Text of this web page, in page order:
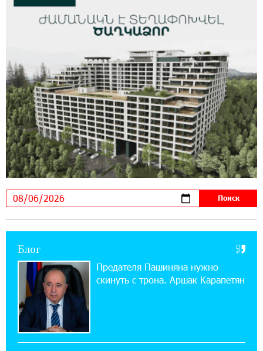
армян против Эрдогана, то что для него
значит сам Геноцид?
ВТБ (Армения): вклад «Стабильный» — до
10% годовых и оформление в мобильном
приложении
17:03:49 30-07-2026
Платформа Rate.Trading на Seaside Startup
Summit: IDBank представил инновационное
решение
14:44:13 29-07-2026
Состоялось открытие Khachaturian Rooftop
Пашинян ты упустил свой шанс уйти
спокойно. Аршак Карапетян
12:04:53 28-07-2026
Обновленный Центр продаж и обслуживания
Ucom открылся по адресу ул. Шаумяна, 24/2
в Арарате
Блог
Предателя Пашиняна нужно
скинуть с трона. Аршак Карапетян